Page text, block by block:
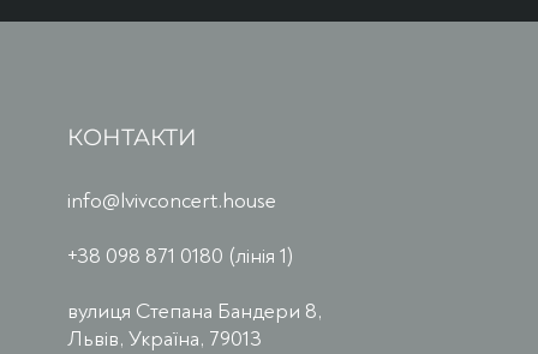
КОНТАКТИ
info@lvivconcert.house
+38 098 871 0180 (лінія 1)
вулиця Степана Бандери 8,
Львів, Україна, 79013